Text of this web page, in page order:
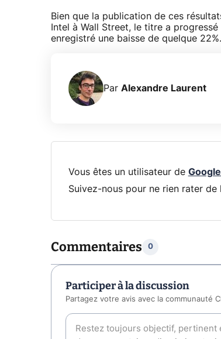
Bien que la publication de ces
Intel à Wall Street, le titre a
enregistré une baisse de quelque 22%.
Par Alexandre Laurent
Vous êtes un utilisateur de
Suivez-nous pour ne rien rater de
Commentaires 0
Participer à la discussion
Partagez votre avis avec la communauté